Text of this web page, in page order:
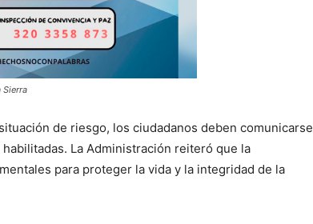
Sierra
de riesgo, los ciudadanos deben comunicarse
La Administración reiteró que la
para proteger la vida y la integridad de la